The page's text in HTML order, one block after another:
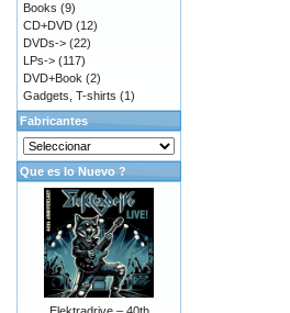
Books (9)
CD+DVD (12)
DVDs-> (22)
LPs-> (117)
DVD+Book (2)
Gadgets, T-shirts (1)
Fabricantes
Que es lo Nuevo ?